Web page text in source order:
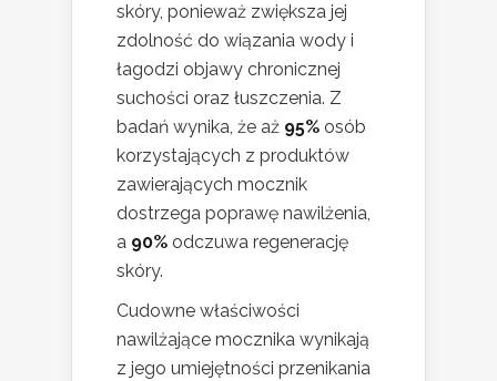
skóry, ponieważ zwiększa jej
zdolność do wiązania wody i
łagodzi objawy chronicznej
suchości oraz łuszczenia. Z
badań wynika, że aż 95% osób
korzystających z produktów
zawierających mocznik
dostrzega poprawę nawilżenia,
a 90% odczuwa regenerację
skóry.
Cudowne właściwości
nawilżające mocznika wynikają
z jego umiejętności przenikania